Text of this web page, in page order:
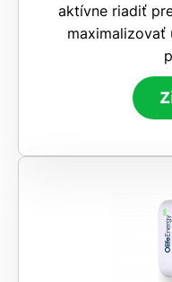
aktívne riadiť
maximalizovať